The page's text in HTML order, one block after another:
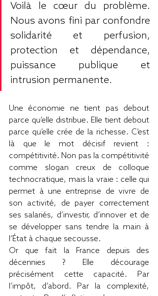
Voilà le cœur du problème.
Nous avons fini par confondre
solidarité et perfusion,
protection et dépendance,
puissance publique et
intrusion permanente.
Une économie ne tient pas debout
parce qu’elle distribue. Elle tient debout
parce qu’elle crée de la richesse. C’est
là que le mot décisif revient :
compétitivité. Non pas la compétitivité
comme slogan creux de colloque
technocratique, mais la vraie : celle qui
permet à une entreprise de vivre de
son activité, de payer correctement
ses salariés, d’investir, d’innover et de
se développer sans tendre la main à
l’État à chaque secousse.
Or que fait la France depuis des
décennies ? Elle décourage
précisément cette capacité. Par
l’impôt, d’abord. Par la complexité,